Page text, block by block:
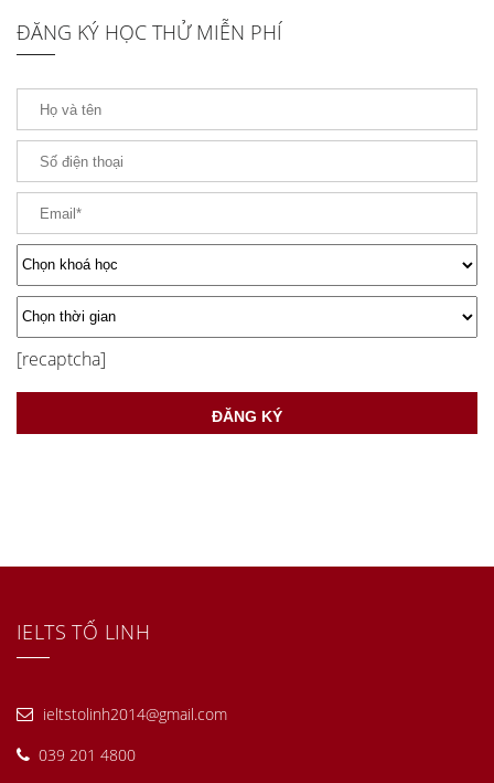
ĐĂNG KÝ HỌC THỬ MIỄN PHÍ
[recaptcha]
IELTS TỐ LINH
ieltstolinh2014@gmail.com
039 201 4800